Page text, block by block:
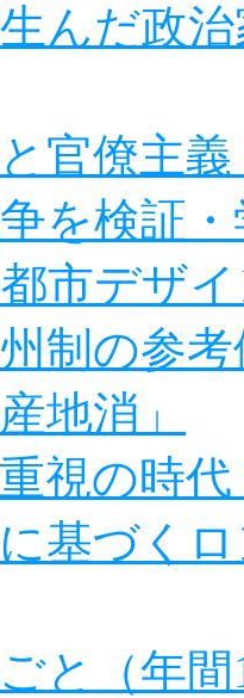
生んだ政
官僚主
争を検証
都市デザ
州制の参
地消」
視の時
に基づく
ごと（年